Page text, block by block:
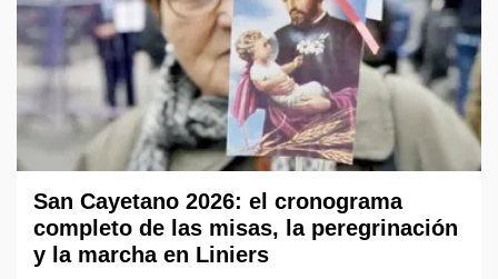
San Cayetano 2026: el cronograma
completo de las misas, la peregrinación
y la marcha en Liniers